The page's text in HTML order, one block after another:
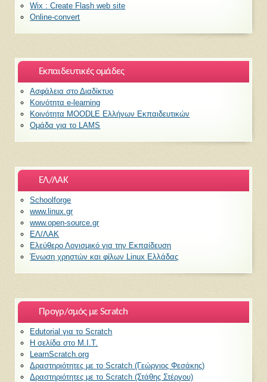
Wix : Create Flash web site
Οnline-convert
Εκπαιδευτικές ομάδες
Ασφάλεια στο Διαδίκτυο
Κοινότητα e-learning
Κοινότητα MOODLE Ελλήνων Εκπαιδευτικών
Ομάδα για το LAMS
ΕΛ/ΛΑΚ
Schoolforge
www.linux.gr
www.open-source.gr
ΕΛ/ΛΑΚ
Ελεύθερο Λογισμικό για την Εκπαίδευση
Ένωση χρηστών και φίλων Linux Ελλάδας
Προγρ/σμός με Scratch
Edutorial για το Scratch
H σελίδα στο M.I.T.
LearnScratch.org
Δραστηριότητες με το Scratch (Γεώργιος Φεσάκης)
Δραστηριότητες με το Scratch (Στάθης Στέργου)